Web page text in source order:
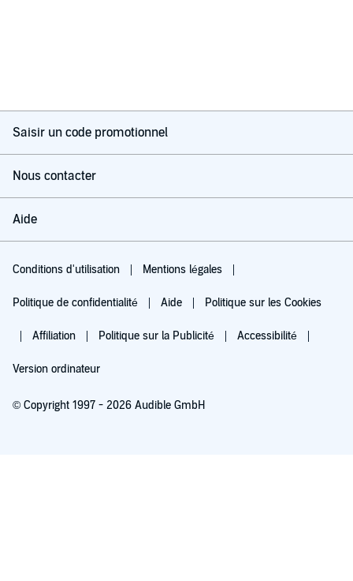
Saisir un code promotionnel
Nous contacter
Aide
Conditions d'utilisation Mentions légales
Politique de confidentialité Aide Politique sur les Cookies
Affiliation Politique sur la Publicité Accessibilité
Version ordinateur
© Copyright 1997 - 2026 Audible GmbH